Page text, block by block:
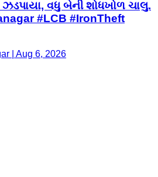
વધુ બેની શોધખોળ ચાલુ.
#LCB #IronTheft
| Aug 6, 2026